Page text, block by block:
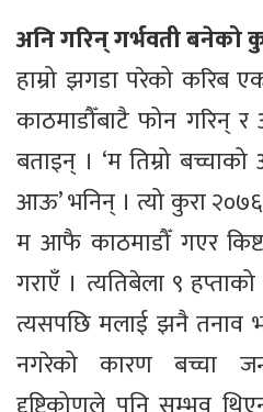
अनि गरिन् गर्भवती बनेको
हाम्रो झगडा परेको करिब
काठमाडौँबाटै फोन गरिन्
बताइन् । ‘म तिम्रो
आऊ’ भनिन् । त्यो कुरा
म आफै काठमाडौँ गएर किष्ट
गराएँ । त्यतिबेला ९
त्यसपछि मलाई झनै तनाव
नगरेको कारण बच्चा